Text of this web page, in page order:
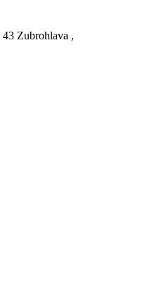
Zubrohlava ,